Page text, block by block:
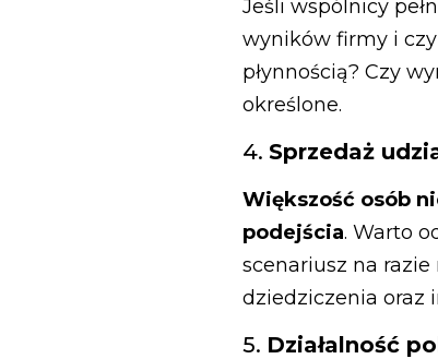
Jeśli wspólnicy
wyników firmy i
płynnością? Czy
określone.
4. Sprzedaż
Większość osób
podejścia. Warto
scenariusz na
dziedziczenia oraz
5. Działalność